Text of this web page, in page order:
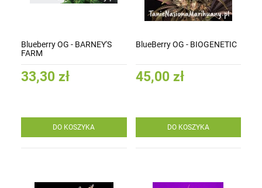
Blueberry OG - BARNEY'S
FARM
33,30 zł
DO KOSZYKA
BlueBerry OG - BIOGENETIC
45,00 zł
DO KOSZYKA